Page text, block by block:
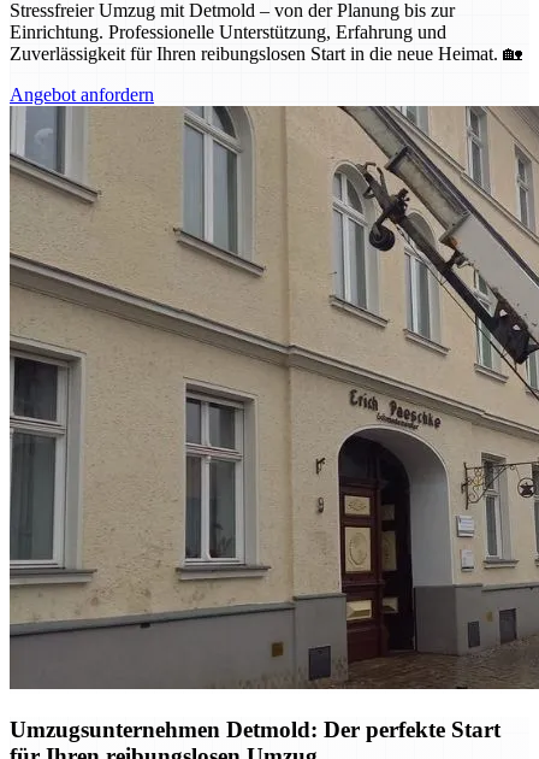
Stressfreier Umzug mit Detmold – von der Planung bis zur
Einrichtung. Professionelle Unterstützung, Erfahrung und
Zuverlässigkeit für Ihren reibungslosen Start in die neue Heimat. 🏡
Angebot anfordern
Umzugsunternehmen Detmold: Der perfekte Start